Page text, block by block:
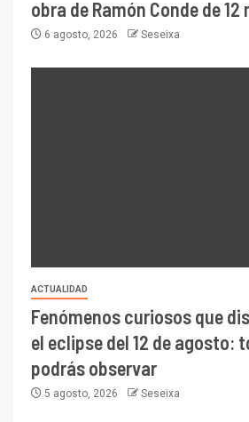
obra de Ramón Conde de
6 agosto, 2026 Seseixa
ACTUALIDAD
Fenómenos curiosos que
el eclipse del 12 de agosto:
podrás observar
5 agosto, 2026 Seseixa